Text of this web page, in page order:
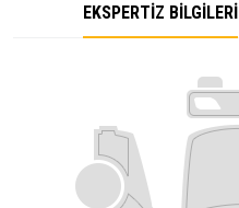
EKSPERTİZ BİLGİLERİ